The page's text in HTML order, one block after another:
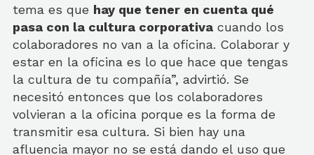
tema es que hay que tener en cuenta qué
pasa con la cultura corporativa cuando los
colaboradores no van a la oficina. Colaborar y
estar en la oficina es lo que hace que tengas
la cultura de tu compañía”, advirtió. Se
necesitó entonces que los colaboradores
volvieran a la oficina porque es la forma de
transmitir esa cultura. Si bien hay una
afluencia mayor no se está dando el uso que